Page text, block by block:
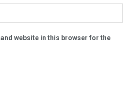
website in this browser for the